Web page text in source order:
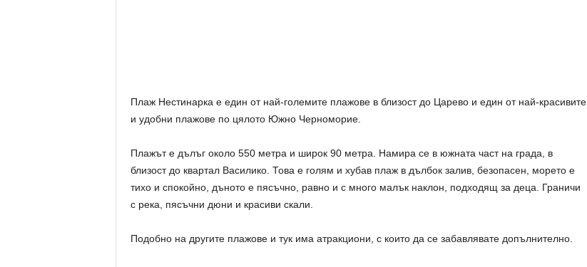
Плаж Нестинарка е един от най-големите плажове в близост до Царево и един от най-красивите
и удобни плажове по цялото Южно Черноморие.
Плажът е дълъг около 550 метра и широк 90 метра. Намира се в южната част на града, в
близост до квартал Василико. Това е голям и хубав плаж в дълбок залив, безопасен, морето е
тихо и спокойно, дъното е пясъчно, равно и с много малък наклон, подходящ за деца. Граничи
с река, пясъчни дюни и красиви скали.
Подобно на другите плажове и тук има атракциони, с които да се забавлявате допълнително.